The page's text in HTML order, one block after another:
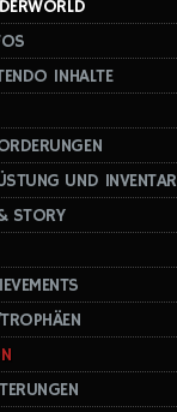
INHALTE
UND INVENTAR
STORY